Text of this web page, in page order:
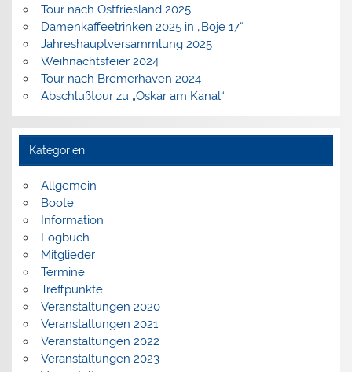
Tour nach Ostfriesland 2025
Damenkaffeetrinken 2025 in „Boje 17“
Jahreshauptversammlung 2025
Weihnachtsfeier 2024
Tour nach Bremerhaven 2024
Abschlußtour zu „Oskar am Kanal“
Kategorien
Allgemein
Boote
Information
Logbuch
Mitglieder
Termine
Treffpunkte
Veranstaltungen 2020
Veranstaltungen 2021
Veranstaltungen 2022
Veranstaltungen 2023